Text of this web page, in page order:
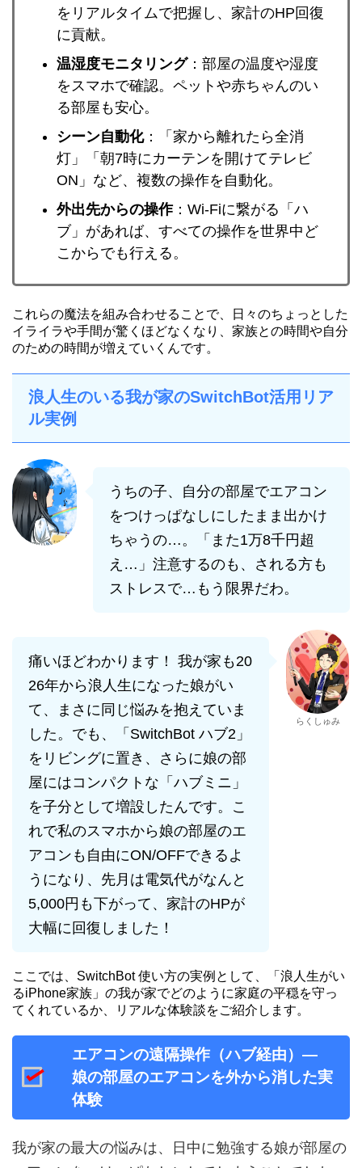
をリアルタイムで把握し、家計のHP回復
に貢献。
温湿度モニタリング：部屋の温度や湿度
をスマホで確認。ペットや赤ちゃんのい
る部屋も安心。
シーン自動化：「家から離れたら全消
灯」「朝7時にカーテンを開けてテレビ
ON」など、複数の操作を自動化。
外出先からの操作：Wi-Fiに繋がる「ハ
ブ」があれば、すべての操作を世界中ど
こからでも行える。
これらの魔法を組み合わせることで、日々のちょっとした
イライラや手間が驚くほどなくなり、家族との時間や自分
のための時間が増えていくんです。
浪人生のいる我が家のSwitchBot活用リア
ル実例
うちの子、自分の部屋でエアコン
をつけっぱなしにしたまま出かけ
ちゃうの…。「また1万8千円超
え…」注意するのも、される方も
ストレスで…もう限界だわ。
痛いほどわかります！ 我が家も20
26年から浪人生になった娘がい
て、まさに同じ悩みを抱えていま
した。でも、「SwitchBot ハブ2」
をリビングに置き、さらに娘の部
屋にはコンパクトな「ハブミニ」
を子分として増設したんです。こ
れで私のスマホから娘の部屋のエ
アコンも自由にON/OFFできるよ
うになり、先月は電気代がなんと
5,000円も下がって、家計のHPが
大幅に回復しました！
らくしゅみ
ここでは、SwitchBot 使い方の実例として、「浪人生がい
るiPhone家族」の我が家でどのように家庭の平穏を守っ
てくれているか、リアルな体験談をご紹介します。
エアコンの遠隔操作（ハブ経由）—
娘の部屋のエアコンを外から消した実
体験
我が家の最大の悩みは、日中に勉強する娘が部屋の